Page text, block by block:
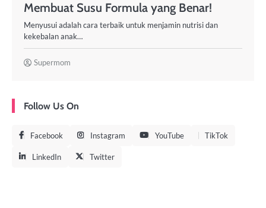
Membuat Susu Formula yang Benar!
Menyusui adalah cara terbaik untuk menjamin nutrisi dan
kekebalan anak…
Supermom
Follow Us On
Facebook Instagram YouTube TikTok
LinkedIn Twitter